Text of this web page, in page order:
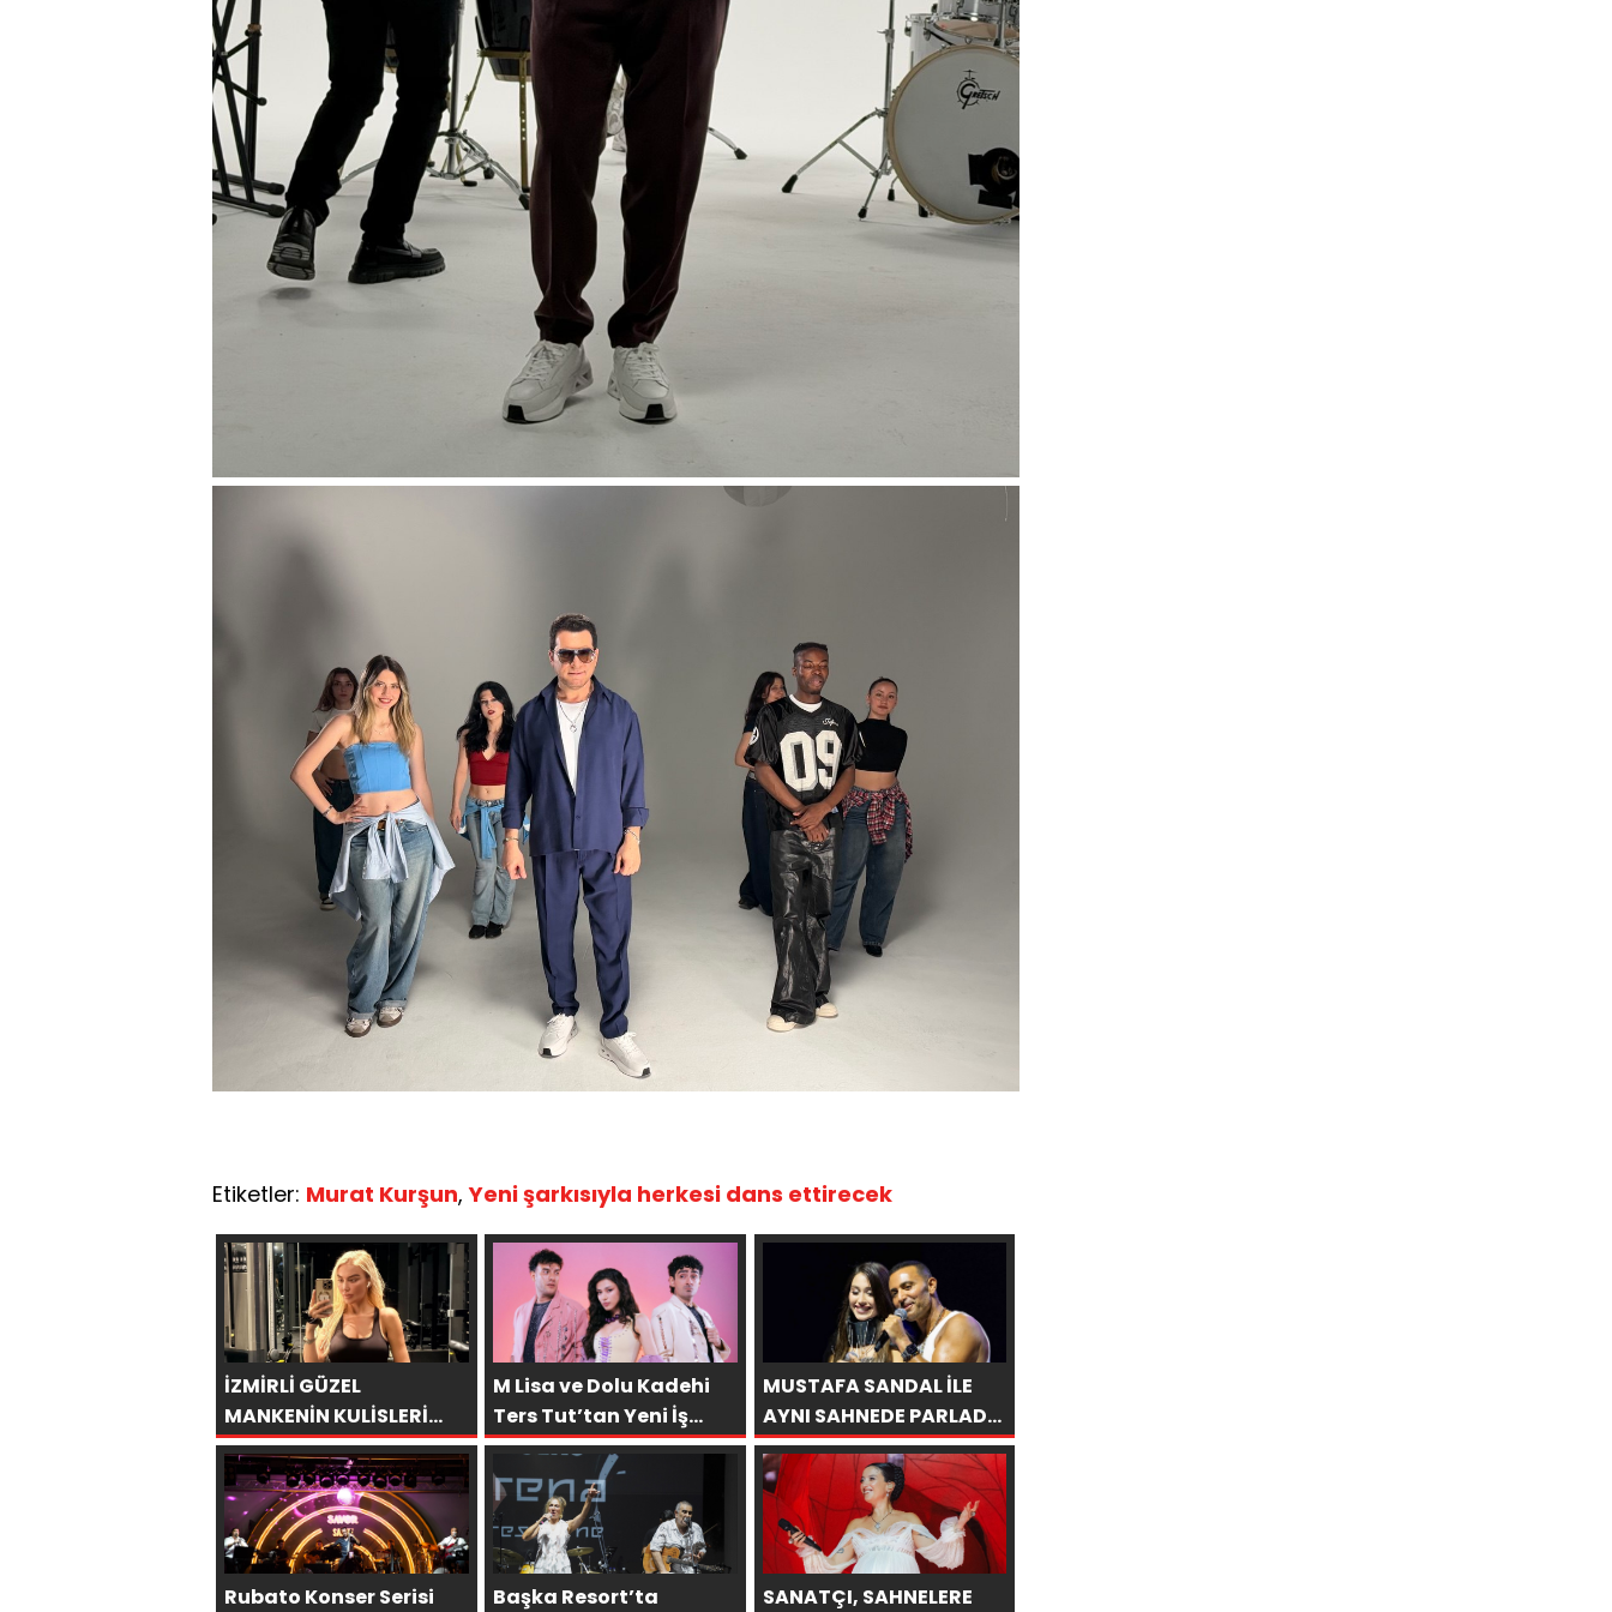
Etiketler: Murat Kurşun,Yeni şarkısıyla herkesi dans ettirecek
İZMİRLİ GÜZEL
MANKENİN KULİSLERİ
HAREKETLENDİ: YENİ
PROJELER YOLDA!
M Lisa ve Dolu Kadehi
Ters Tut’tan Yeni İş
Birliği: “Vişne”
MUSTAFA SANDAL İLE
AYNI SAHNEDE PARLADI:
AFRA’YA HARBİYE’DE
BÜYÜK ALKIŞ
Rubato Konser Serisi Başka Resort’ta SANATÇI, SAHNELERE